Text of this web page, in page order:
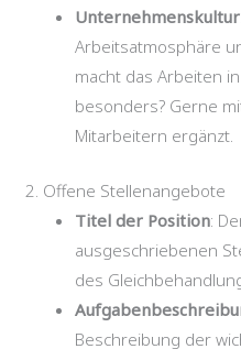
Unternehmenskultur
Arbeitsatmosphäre
macht das Arbeiten
besonders? Gerne
Mitarbeitern ergänzt.
2. Offene Stellenangebote
Titel der Position:
ausgeschriebenen
des
Beschreibung der